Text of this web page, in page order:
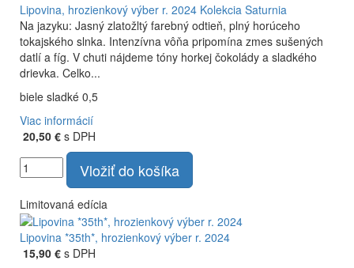
Lipovina, hrozienkový výber r. 2024 Kolekcia Saturnia
Na jazyku: Jasný zlatožltý farebný odtieň, plný horúceho
tokajského slnka. Intenzívna vôňa pripomína zmes sušených
datlí a fíg. V chuti nájdeme tóny horkej čokolády a sladkého
drievka. Celko...
biele sladké 0,5
Viac informácií
20,50 € s DPH
Vložiť do košíka
Limitovaná edícia
Lipovina *35th*, hrozienkový výber r. 2024
15,90 € s DPH